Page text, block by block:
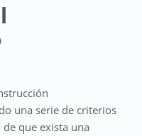
una serie de criterios
que exista una